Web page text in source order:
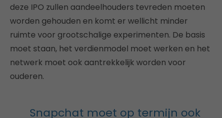
deze IPO zullen aandeelhouders tevreden moeten
worden gehouden en komt er wellicht minder
ruimte voor grootschalige experimenten. De basis
moet staan, het verdienmodel moet werken en het
netwerk moet ook aantrekkelijk worden voor
ouderen.
Snapchat moet op termijn ook